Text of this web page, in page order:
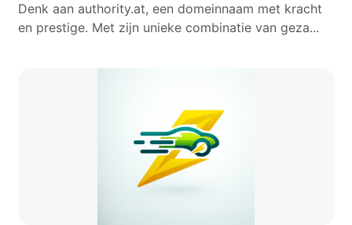
Denk aan authority.at, een domeinnaam met kracht
en prestige. Met zijn unieke combinatie van geza...